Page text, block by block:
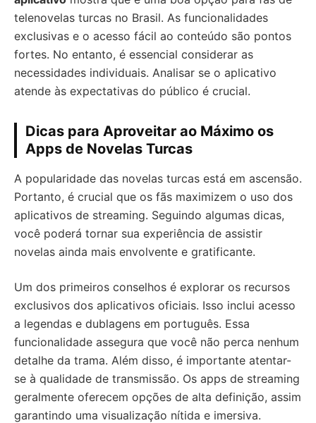
telenovelas turcas no Brasil. As funcionalidades
exclusivas e o acesso fácil ao conteúdo são pontos
fortes. No entanto, é essencial considerar as
necessidades individuais. Analisar se o aplicativo
atende às expectativas do público é crucial.
Dicas para Aproveitar ao Máximo os
Apps de Novelas Turcas
A popularidade das novelas turcas está em ascensão.
Portanto, é crucial que os fãs maximizem o uso dos
aplicativos de streaming. Seguindo algumas dicas,
você poderá tornar sua experiência de assistir
novelas ainda mais envolvente e gratificante.
Um dos primeiros conselhos é explorar os recursos
exclusivos dos aplicativos oficiais. Isso inclui acesso
a legendas e dublagens em português. Essa
funcionalidade assegura que você não perca nenhum
detalhe da trama. Além disso, é importante atentar-
se à qualidade de transmissão. Os apps de streaming
geralmente oferecem opções de alta definição, assim
garantindo uma visualização nítida e imersiva.